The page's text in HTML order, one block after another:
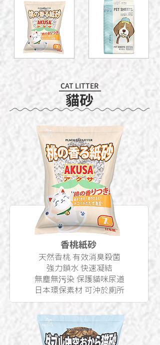
CAT LITTER
​貓砂
天然香桃 有效消臭殺菌
強力鎖水 快速凝結
無塵無污染 保護貓咪尿道
日本環保素材 可沖於廁所
香桃紙砂